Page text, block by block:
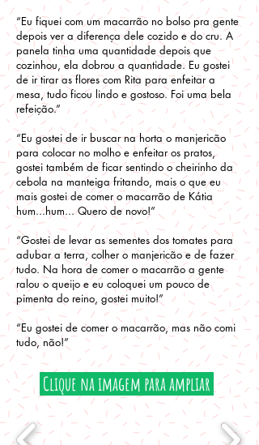
“Eu fiquei com um macarrão no bolso pra gente
depois ver a diferença dele cozido e do cru. A
panela tinha uma quantidade depois que
cozinhou, ela dobrou a quantidade. Eu gostei
de ir tirar as flores com Rita para enfeitar a
mesa, tudo ficou lindo e gostoso. Foi uma bela
refeição.”
“Eu gostei de ir buscar na horta o manjericão
para colocar no molho e enfeitar os pratos,
gostei também de ficar sentindo o cheirinho da
cebola na manteiga fritando, mais o que eu
mais gostei de comer o macarrão de Kátia
hum...hum... Quero de novo!”
“Gostei de levar as sementes dos tomates para
adubar a terra, colher o manjericão e de fazer
tudo. Na hora de comer o macarrão a gente
ralou o queijo e eu coloquei um pouco de
pimenta do reino, gostei muito!”
“Eu gostei de comer o macarrão, mas não comi
tudo, não!”
Clique na imagem para ampliar